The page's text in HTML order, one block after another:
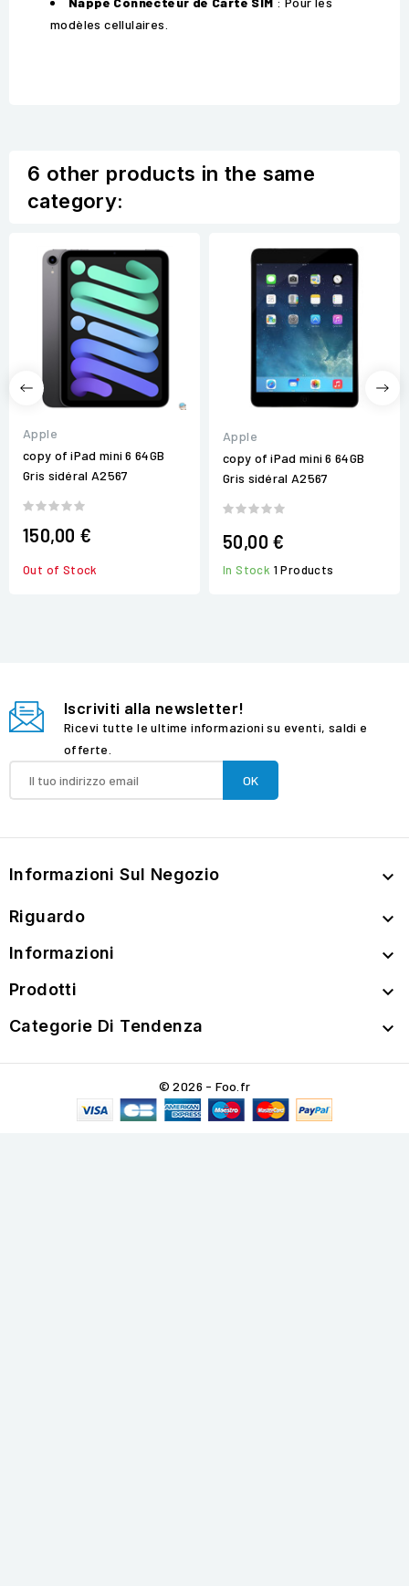
modèles cellulaires.
6 other products in the same
category:
Apple
copy of iPad mini 6 64GB
Gris sidéral A2567
150,00 €
Out of Stock
Apple
copy of iPad mini 6 64GB
Gris sidéral A2567
50,00 €
In Stock 1 Products
Iscriviti alla newsletter!
Ricevi tutte le ultime informazioni su eventi, saldi e
offerte.
Informazioni Sul Negozio 
Riguardo 
Informazioni 
Prodotti 
Categorie Di Tendenza 
© 2026 - Foo.fr